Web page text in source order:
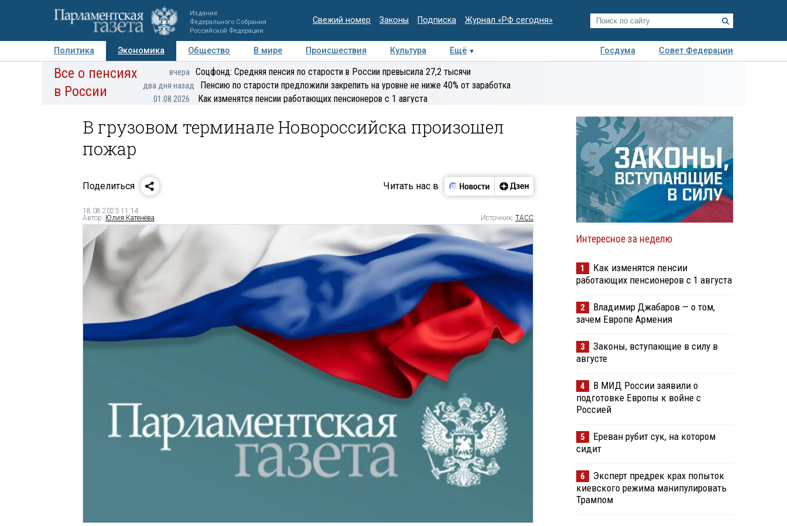
Издание
Федерального Собрания
Российской Федерации
Свежий номер Законы Подписка Журнал «РФ сегодня»
Политика Экономика Общество В мире Происшествия Культура Ещё Госдума
Совет Федерации
Авторы Персоны Мнения Регионы Медиацентр Интервью Колумнисты
экспертиза
Все о пенсиях
в России
вчера Соцфонд: Средняя пенсия по старости в России превысила 27,2 тысячи
два дня назад Пенсию по старости предложили закрепить на уровне не ниже 40% от заработка
01.08.2026 Как изменятся пенсии работающих пенсионеров с 1 августа
В грузовом терминале Новороссийска произошел
пожар
Поделиться Читать нас в
18.08.2023 11:14
Автор: Юлия Катенёва Источник: ТАСС
Интересное за неделю
1
Как изменятся пенсии
работающих пенсионеров с 1 августа
2
Владимир Джабаров — о том,
зачем Европе Армения
3
Законы, вступающие в силу в
августе
4
В МИД России заявили о
подготовке Европы к войне с
Россией
5
Ереван рубит сук, на котором
сидит
6
Эксперт предрек крах попыток
киевского режима манипулировать
Трампом